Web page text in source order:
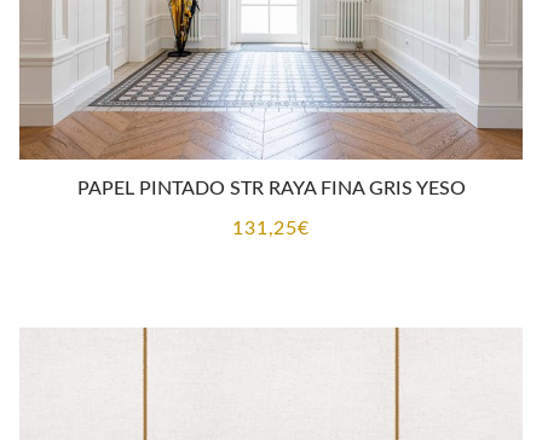
PAPEL PINTADO STR RAYA FINA GRIS YESO
131,25€